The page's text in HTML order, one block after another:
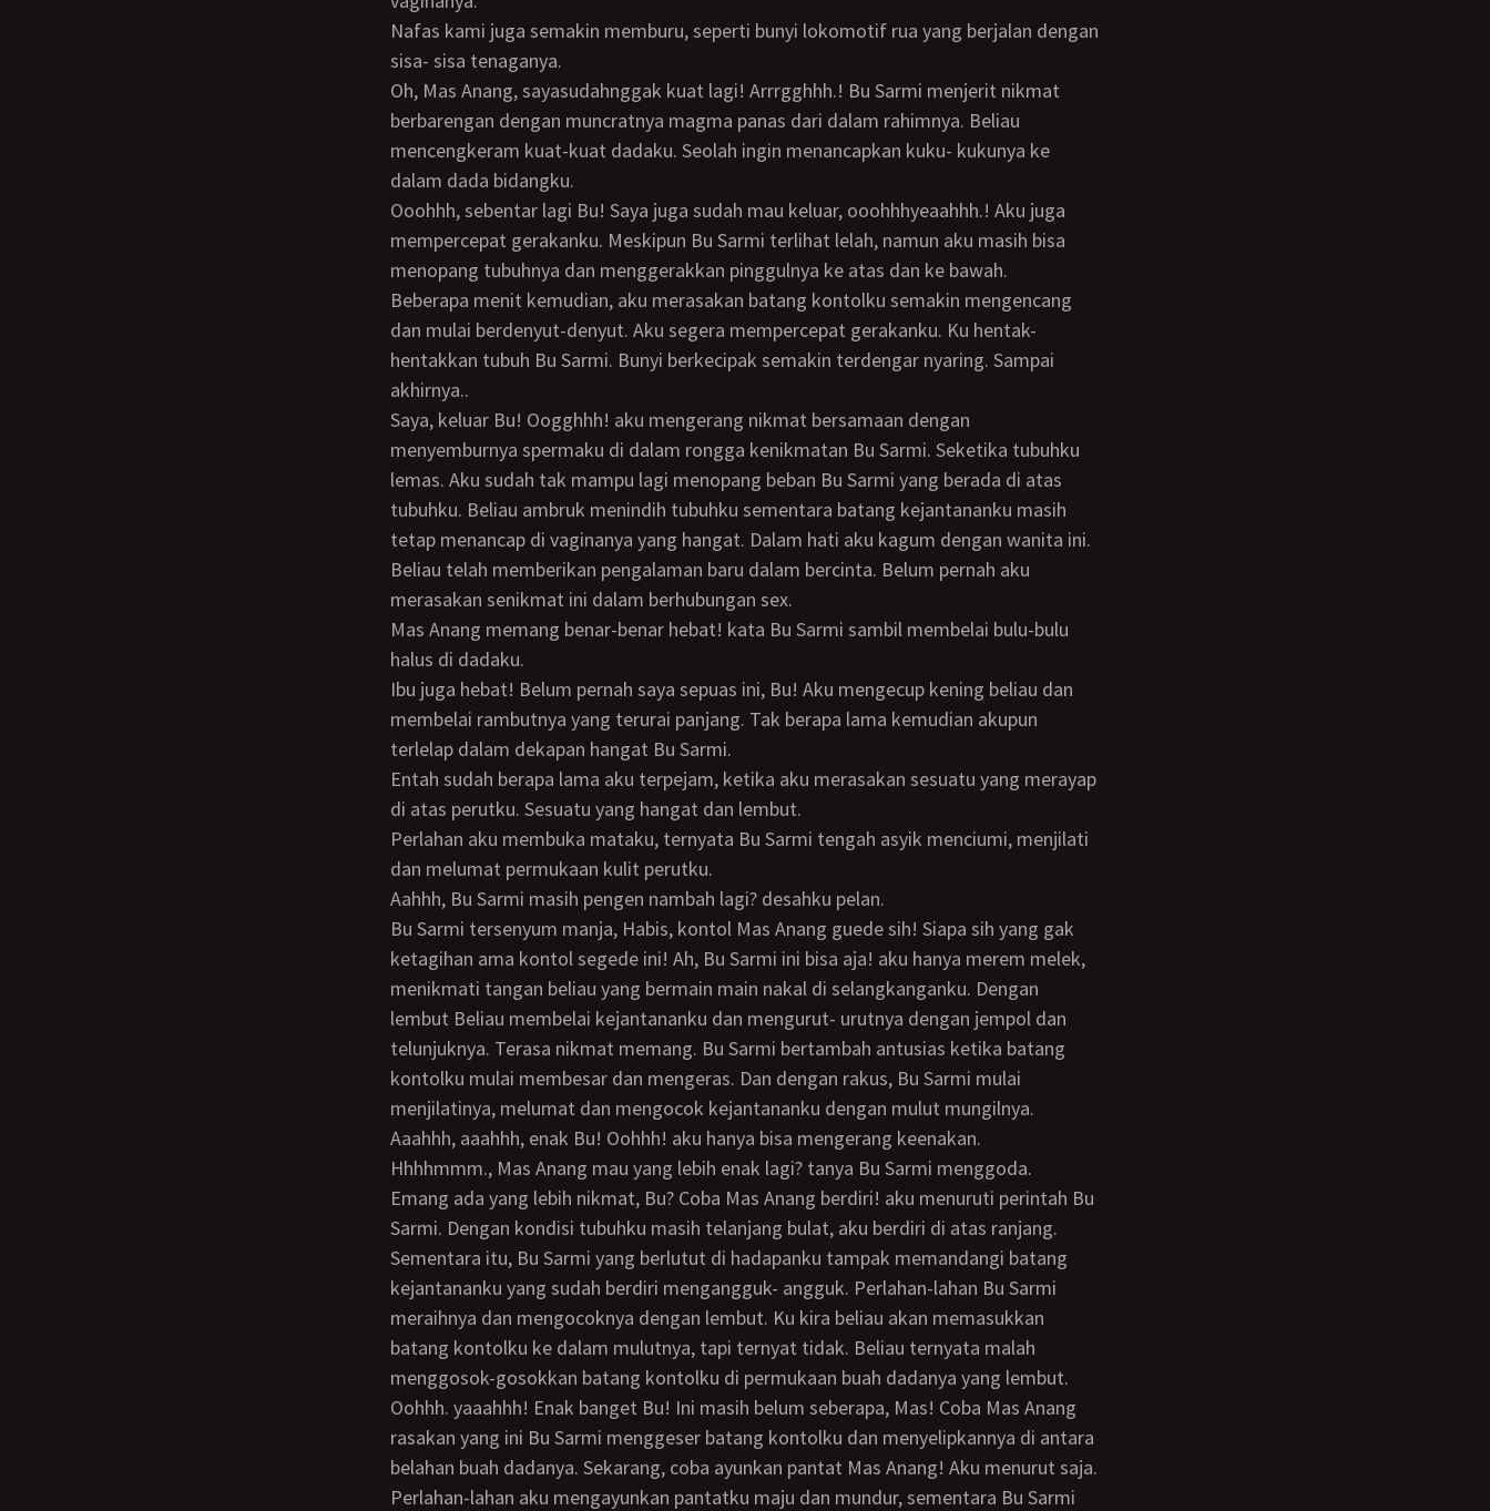
Nafas kami juga semakin memburu, seperti bunyi lokomotif rua yang berjalan dengan
sisa- sisa tenaganya.
Oh, Mas Anang, sayasudahnggak kuat lagi! Arrrgghhh.! Bu Sarmi menjerit nikmat
berbarengan dengan muncratnya magma panas dari dalam rahimnya. Beliau
mencengkeram kuat-kuat dadaku. Seolah ingin menancapkan kuku- kukunya ke
dalam dada bidangku.
Ooohhh, sebentar lagi Bu! Saya juga sudah mau keluar, ooohhhyeaahhh.! Aku juga
mempercepat gerakanku. Meskipun Bu Sarmi terlihat lelah, namun aku masih bisa
menopang tubuhnya dan menggerakkan pinggulnya ke atas dan ke bawah.
Beberapa menit kemudian, aku merasakan batang kontolku semakin mengencang
dan mulai berdenyut-denyut. Aku segera mempercepat gerakanku. Ku hentak-
hentakkan tubuh Bu Sarmi. Bunyi berkecipak semakin terdengar nyaring. Sampai
akhirnya..
Saya, keluar Bu! Oogghhh! aku mengerang nikmat bersamaan dengan
menyemburnya spermaku di dalam rongga kenikmatan Bu Sarmi. Seketika tubuhku
lemas. Aku sudah tak mampu lagi menopang beban Bu Sarmi yang berada di atas
tubuhku. Beliau ambruk menindih tubuhku sementara batang kejantananku masih
tetap menancap di vaginanya yang hangat. Dalam hati aku kagum dengan wanita ini.
Beliau telah memberikan pengalaman baru dalam bercinta. Belum pernah aku
merasakan senikmat ini dalam berhubungan sex.
Mas Anang memang benar-benar hebat! kata Bu Sarmi sambil membelai bulu-bulu
halus di dadaku.
Ibu juga hebat! Belum pernah saya sepuas ini, Bu! Aku mengecup kening beliau dan
membelai rambutnya yang terurai panjang. Tak berapa lama kemudian akupun
terlelap dalam dekapan hangat Bu Sarmi.
Entah sudah berapa lama aku terpejam, ketika aku merasakan sesuatu yang merayap
di atas perutku. Sesuatu yang hangat dan lembut.
Perlahan aku membuka mataku, ternyata Bu Sarmi tengah asyik menciumi, menjilati
dan melumat permukaan kulit perutku.
Aahhh, Bu Sarmi masih pengen nambah lagi? desahku pelan.
Bu Sarmi tersenyum manja, Habis, kontol Mas Anang guede sih! Siapa sih yang gak
ketagihan ama kontol segede ini! Ah, Bu Sarmi ini bisa aja! aku hanya merem melek,
menikmati tangan beliau yang bermain main nakal di selangkanganku. Dengan
lembut Beliau membelai kejantananku dan mengurut- urutnya dengan jempol dan
telunjuknya. Terasa nikmat memang. Bu Sarmi bertambah antusias ketika batang
kontolku mulai membesar dan mengeras. Dan dengan rakus, Bu Sarmi mulai
menjilatinya, melumat dan mengocok kejantananku dengan mulut mungilnya.
Aaahhh, aaahhh, enak Bu! Oohhh! aku hanya bisa mengerang keenakan.
Hhhhmmm., Mas Anang mau yang lebih enak lagi? tanya Bu Sarmi menggoda.
Emang ada yang lebih nikmat, Bu? Coba Mas Anang berdiri! aku menuruti perintah Bu
Sarmi. Dengan kondisi tubuhku masih telanjang bulat, aku berdiri di atas ranjang.
Sementara itu, Bu Sarmi yang berlutut di hadapanku tampak memandangi batang
kejantananku yang sudah berdiri mengangguk- angguk. Perlahan-lahan Bu Sarmi
meraihnya dan mengocoknya dengan lembut. Ku kira beliau akan memasukkan
batang kontolku ke dalam mulutnya, tapi ternyat tidak. Beliau ternyata malah
menggosok-gosokkan batang kontolku di permukaan buah dadanya yang lembut.
Oohhh. yaaahhh! Enak banget Bu! Ini masih belum seberapa, Mas! Coba Mas Anang
rasakan yang ini Bu Sarmi menggeser batang kontolku dan menyelipkannya di antara
belahan buah dadanya. Sekarang, coba ayunkan pantat Mas Anang! Aku menurut saja.
Perlahan-lahan aku mengayunkan pantatku maju dan mundur, sementara Bu Sarmi